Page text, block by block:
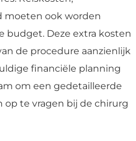
moeten ook worden
budget. Deze extra kosten
de procedure aanzienlijk
financiële planning
om een gedetailleerde
op te vragen bij de chirurg